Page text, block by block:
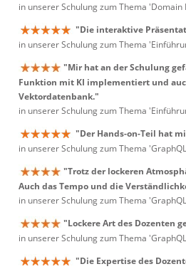
in unserer Schulung zum Thema 'Domain
"Die interaktive
in unserer Schulung zum Thema
"Mir hat an der Schulung
Funktion mit KI implementiert und
Vektordatenbank."
in unserer Schulung zum Thema
"Der Hands-on-Teil hat
in unserer Schulung zum Thema
"Trotz der lockeren
Auch das Tempo und die
in unserer Schulung zum Thema
"Lockere Art des Dozenten
in unserer Schulung zum Thema
"Die Expertise des